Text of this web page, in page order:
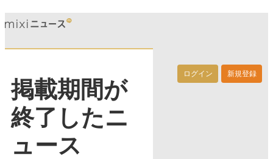
ログイン 新規登録
掲載期間が
終了したニ
ュース